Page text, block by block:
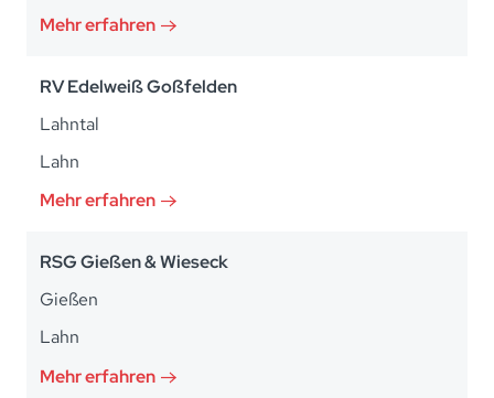
Mehr erfahren
RV Edelweiß Goßfelden
Lahntal
Lahn
Mehr erfahren
RSG Gießen & Wieseck
Gießen
Lahn
Mehr erfahren